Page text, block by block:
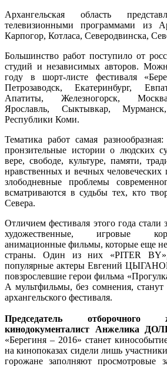
Архангельская область
телевизионными программами из
Карпогор, Котласа, Северодвинска,
Большинство работ поступило от
студий и независимых авторов.
году в шорт-листе фестиваля
Петрозаводск, Екатеринбург,
Апатиты, Железногорск,
Ярославль, Сыктывкар,
Республики Коми.
Тематика работ самая
пронзительные истории о людских
вере, свободе, культуре, памяти,
нравственных и вечных
злободневные проблемы
всматриваются в судьбы тех, кто
Севера.
Отличием фестиваля этого года стали
художественные, игровые
анимационные фильмы, которые еще
страны. Один из них «PITER
популярные актеры Евгений
повзрослевшие герои фильма
А мультфильмы, без сомнения, станут
архангельского фестиваля.
Председатель отборочного
кинодокументалист Анжелика
«Берегиня – 2016» станет
на кинопоказах сидели лишь
горожане заполняют просмотровые